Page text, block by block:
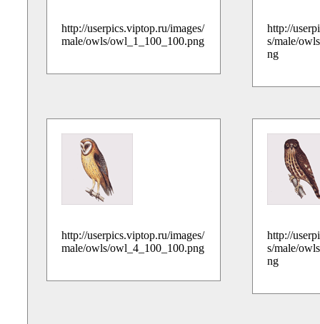
http://userpics.viptop.ru/images/
male/owls/owl_1_100_100.png
http://
s/male/
ng
http://userpics.viptop.ru/images/
male/owls/owl_4_100_100.png
http://
s/male/
ng